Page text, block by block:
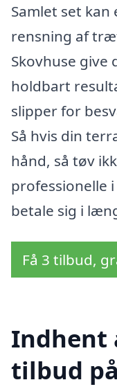
Samlet set kan
rensning af
Skovhuse give
holdbart
slipper for
Så hvis din
hånd, så tøv
professionelle
betale sig i
Få 3 tilbud,
Indhent
tilbud